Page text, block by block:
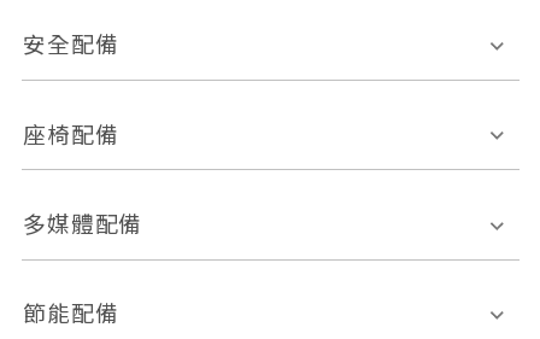
後視鏡方向指示燈
多功能方向盤
恆溫空調
安全配備
前座正面氣囊
ABS防鎖死
車道偏離警示
座椅配備
皮椅
多媒體配備
外部音源接入
節能配備